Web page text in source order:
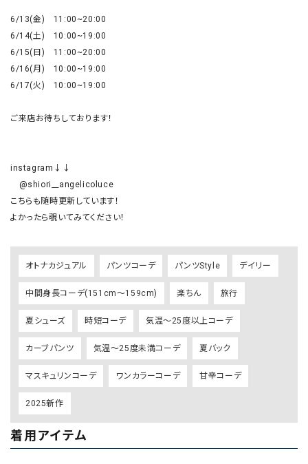
6/13(金)　11:00~20:00
6/14(土)　10:00~19:00
6/15(日)　11:00~20:00
6/16(月)　10:00~19:00
6/17(火)　10:00~19:00
ご来店お待ちしております！
instagram↓↓
@shiori__angelicoluce
こちらも随時更新しています！
オトナカジュアル パンツコーデ パンツStyle デイリー
中間身長コーデ(151cm～159cm) 楽ちん 旅行
夏シューズ 時短コーデ 気温～25度以上コーデ
カーブパンツ 気温～25度未満コーデ 夏バック
マスキュリンコーデ ワンカラーコーデ 甘辛コーデ
2025新作
着用アイテム